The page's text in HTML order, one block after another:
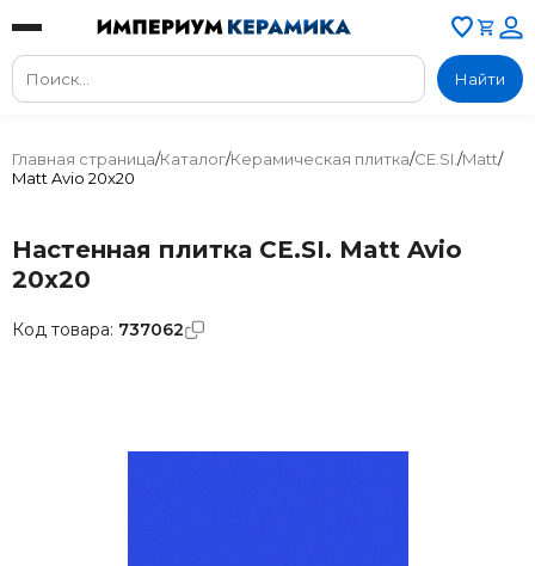
Найти
Главная страница/Каталог/Керамическая плитка/CE.SI. /Matt/
Matt Avio 20x20
Настенная плитка CE.SI. Matt Avio
20x20
Код товара: 737062